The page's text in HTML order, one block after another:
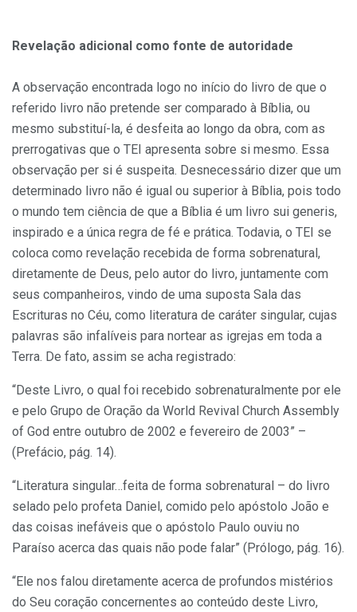
Revelação adicional como fonte de autoridade
A observação encontrada logo no início do livro de que o
referido livro não pretende ser comparado à Bíblia, ou
mesmo substituí-la, é desfeita ao longo da obra, com as
prerrogativas que o TEI apresenta sobre si mesmo. Essa
observação per si é suspeita. Desnecessário dizer que um
determinado livro não é igual ou superior à Bíblia, pois todo
o mundo tem ciência de que a Bíblia é um livro sui generis,
inspirado e a única regra de fé e prática. Todavia, o TEI se
coloca como revelação recebida de forma sobrenatural,
diretamente de Deus, pelo autor do livro, juntamente com
seus companheiros, vindo de uma suposta Sala das
Escrituras no Céu, como literatura de caráter singular, cujas
palavras são infalíveis para nortear as igrejas em toda a
Terra. De fato, assim se acha registrado:
“Deste Livro, o qual foi recebido sobrenaturalmente por ele
e pelo Grupo de Oração da World Revival Church Assembly
of God entre outubro de 2002 e fevereiro de 2003” –
(Prefácio, pág. 14).
“Literatura singular…feita de forma sobrenatural – do livro
selado pelo profeta Daniel, comido pelo apóstolo João e
das coisas inefáveis que o apóstolo Paulo ouviu no
Paraíso acerca das quais não pode falar” (Prólogo, pág. 16).
“Ele nos falou diretamente acerca de profundos mistérios
do Seu coração concernentes ao conteúdo deste Livro,